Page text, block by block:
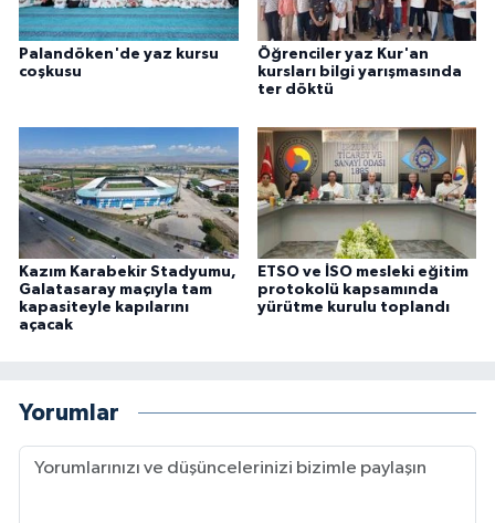
Palandöken'de yaz kursu
coşkusu
Öğrenciler yaz Kur'an
kursları bilgi yarışmasında
ter döktü
Kazım Karabekir Stadyumu,
Galatasaray maçıyla tam
kapasiteyle kapılarını
açacak
ETSO ve İSO mesleki eğitim
protokolü kapsamında
yürütme kurulu toplandı
Yorumlar